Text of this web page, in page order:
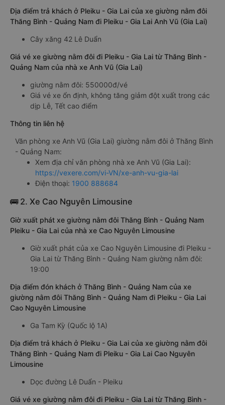
Địa điểm trả khách ở Pleiku - Gia Lai của xe giường nằm đôi
Thăng Bình - Quảng Nam đi Pleiku - Gia Lai Anh Vũ (Gia Lai)
Cây xăng 42 Lê Duẩn
Giá vé xe giường nằm đôi đi Pleiku - Gia Lai từ Thăng Bình -
Quảng Nam của nhà xe Anh Vũ (Gia Lai)
giường nằm đôi: 550000đ/vé
Giá vé xe ổn định, không tăng giảm đột xuất trong các
dịp Lễ, Tết cao điểm
Thông tin liên hệ
Văn phòng xe Anh Vũ (Gia Lai) giường nằm đôi ở Thăng Bình
- Quảng Nam:
Xem địa chỉ văn phòng nhà xe Anh Vũ (Gia Lai):
https://vexere.com/vi-VN/xe-anh-vu-gia-lai
Điện thoại: 1900 888684
🚌 2. Xe Cao Nguyên Limousine
Giờ xuất phát xe giường nằm đôi Thăng Bình - Quảng Nam
Pleiku - Gia Lai của nhà xe Cao Nguyên Limousine
Giờ xuất phát của xe Cao Nguyên Limousine đi Pleiku -
Gia Lai từ Thăng Bình - Quảng Nam giường nằm đôi:
19:00
Địa điểm đón khách ở Thăng Bình - Quảng Nam của xe
giường nằm đôi Thăng Bình - Quảng Nam đi Pleiku - Gia Lai
Cao Nguyên Limousine
Ga Tam Kỳ (Quốc lộ 1A)
Địa điểm trả khách ở Pleiku - Gia Lai của xe giường nằm đôi
Thăng Bình - Quảng Nam đi Pleiku - Gia Lai Cao Nguyên
Limousine
Dọc đường Lê Duẩn - Pleiku
Giá vé xe giường nằm đôi đi Pleiku - Gia Lai từ Thăng Bình -